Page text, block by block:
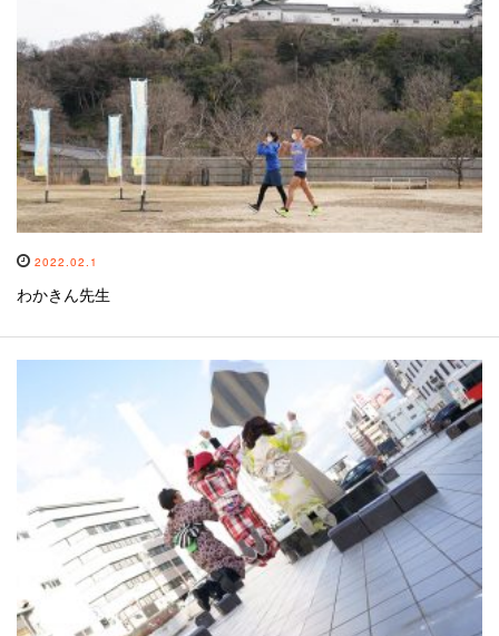
2022.02.1
わかきん先生